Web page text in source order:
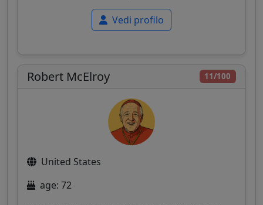
Vedi profilo
11/100
Robert McElroy
United States
age: 72